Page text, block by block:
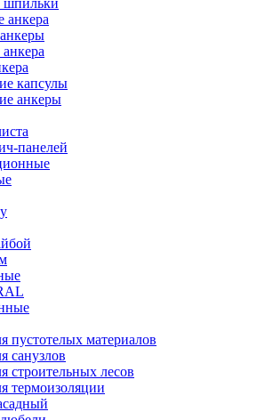
шпильки
анкера
капсулы
анкеры
панелей
пустотелых материалов
санузлов
строительных лесов
термоизоляции